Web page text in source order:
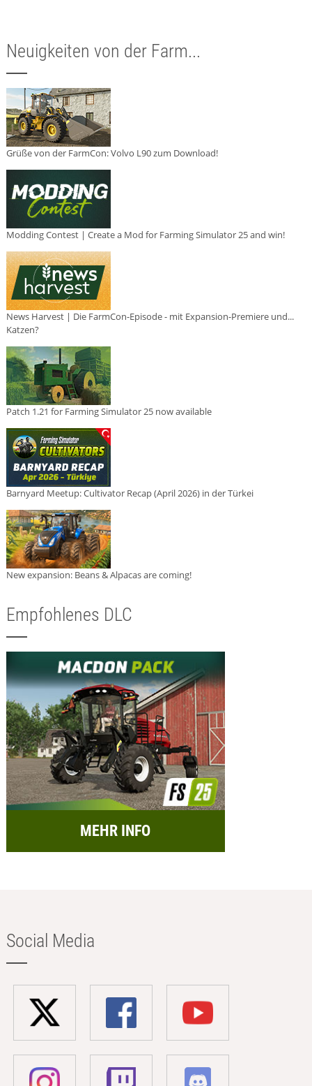
Neuigkeiten von der Farm...
Grüße von der FarmCon: Volvo L90 zum Download!
Modding Contest | Create a Mod for Farming Simulator 25 and win!
News Harvest | Die FarmCon-Episode - mit Expansion-Premiere und...
Katzen?
Patch 1.21 for Farming Simulator 25 now available
Barnyard Meetup: Cultivator Recap (April 2026) in der Türkei
New expansion: Beans & Alpacas are coming!
Empfohlenes DLC
MEHR INFO
Social Media